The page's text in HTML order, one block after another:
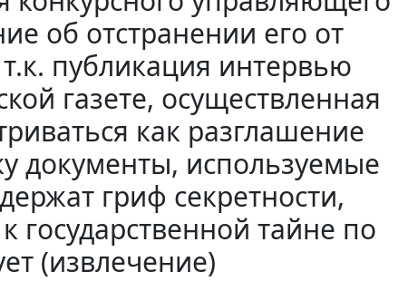
об отстранении его от
публикация интервью
газете, осуществленная
как разглашение
документы, используемые
гриф секретности,
государственной тайне по
(извлечение)